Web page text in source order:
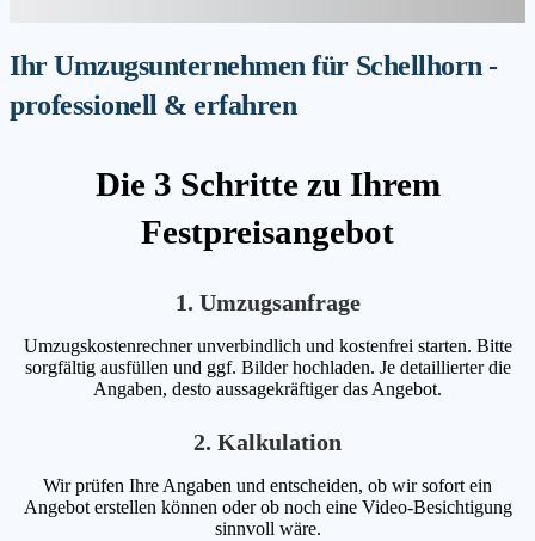
Ihr Umzugsunternehmen für Schellhorn -
professionell & erfahren
Die 3 Schritte zu Ihrem
Festpreisangebot
1. Umzugsanfrage
Umzugskostenrechner unverbindlich und kostenfrei starten. Bitte
sorgfältig ausfüllen und ggf. Bilder hochladen. Je detaillierter die
Angaben, desto aussagekräftiger das Angebot.
2. Kalkulation
Wir prüfen Ihre Angaben und entscheiden, ob wir sofort ein
Angebot erstellen können oder ob noch eine Video-Besichtigung
sinnvoll wäre.